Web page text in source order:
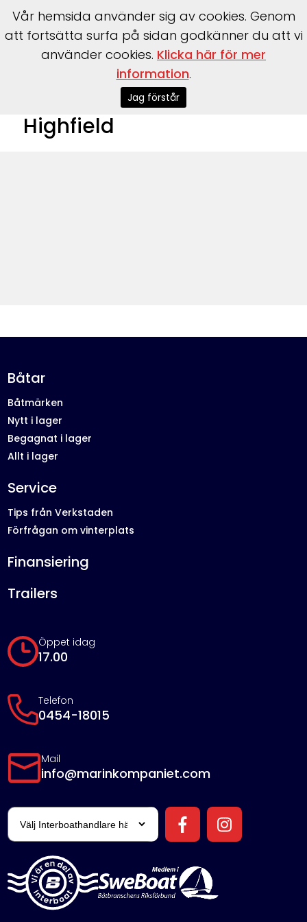
Båtmärken>Highfield
Highfield
Öppet idag
17.00
Telefon
0454-18015
Mail
info@marinkompaniet.com
Båtar
Båtmärken
Nytt i lager
Begagnat i lager
Allt i lager
Service
Tips från Verkstaden
Förfrågan om vinterplats
Finansiering
Trailers
Vår hemsida använder sig av cookies. Genom
att fortsätta surfa på sidan godkänner du att vi
använder cookies. Klicka här för mer
information.
Jag förstår